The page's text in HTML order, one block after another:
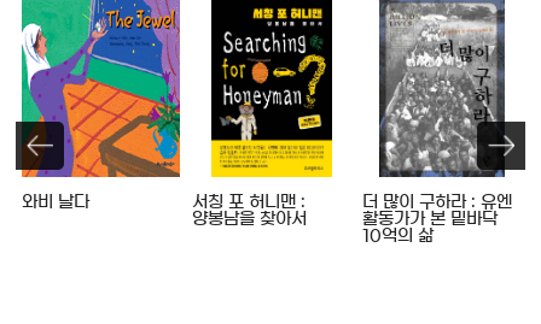
와비 날다
서칭 포 허니맨 :
양봉남을 찾아서
더 많이 구하라 : 유엔
활동가가 본 밑바닥
10억의 삶